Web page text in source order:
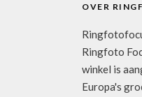
OVER
Ringfoto
winkel is
Europa's